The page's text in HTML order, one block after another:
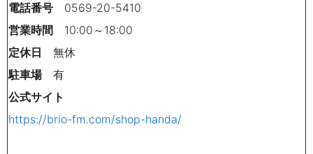
電話番号
0569-20-5410
営業時間 10:00～18:00
定休日 無休
駐車場有
公式サイト
https://brio-fm.com/shop-handa/